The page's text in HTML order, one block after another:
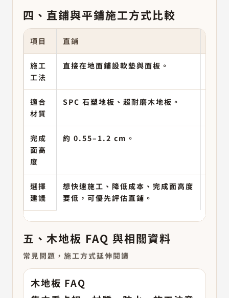
四、直鋪與平鋪施工方式比較
項目 直鋪
施工
工法
直接在地面鋪設軟墊與面板。
適合
材質
SPC 石塑地板、超耐磨木地板。
完成
面高
度
約 0.55–1.2 cm。
選擇
建議
想快速施工、降低成本、完成面高度
要低，可優先評估直鋪。
五、木地板 FAQ 與相關資料
常見問題，施工方式延伸閱讀
木地板 FAQ